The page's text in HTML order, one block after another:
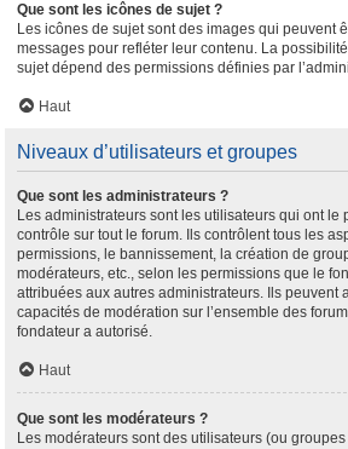
Que sont les icônes de sujet ?
Les icônes de sujet sont des images qui peuvent
messages pour refléter leur contenu. La
sujet dépend des permissions définies par
Haut
Niveaux d’utilisateurs et groupes
Que sont les administrateurs ?
Les administrateurs sont les utilisateurs qui ont le
contrôle sur tout le forum. Ils contrôlent tous les
permissions, le bannissement, la création de
modérateurs, etc., selon les permissions que le
attribuées aux autres administrateurs. Ils peuvent
capacités de modération sur l’ensemble des
fondateur a autorisé.
Haut
Que sont les modérateurs ?
Les modérateurs sont des utilisateurs (ou